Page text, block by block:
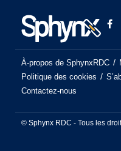
À-propos de SphynxRDC
Politique des cookies
Contactez-nous
© Sphynx RDC - Tous les